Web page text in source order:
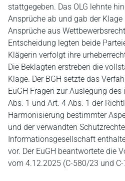
stattgegeben. Das OLG lehnte
Ansprüche ab und gab der
Ansprüche aus
Entscheidung legten beide
Klägerin verfolgt ihre
Die Beklagten erstreben die
Klage. Der BGH setzte das
EuGH Fragen zur Auslegung
Abs. 1 und Art. 4 Abs. 1 der
Harmonisierung bestimmter
und der verwandten
Informationsgesellschaft
vor. Der EuGH beantwortete die
vom 4.12.2025 (C-580/23 und